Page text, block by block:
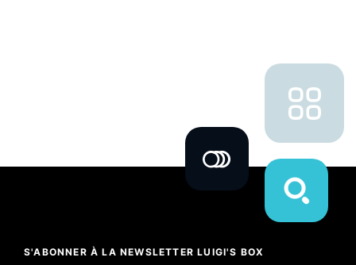
S'ABONNER À LA NEWSLETTER LUIGI'S BOX